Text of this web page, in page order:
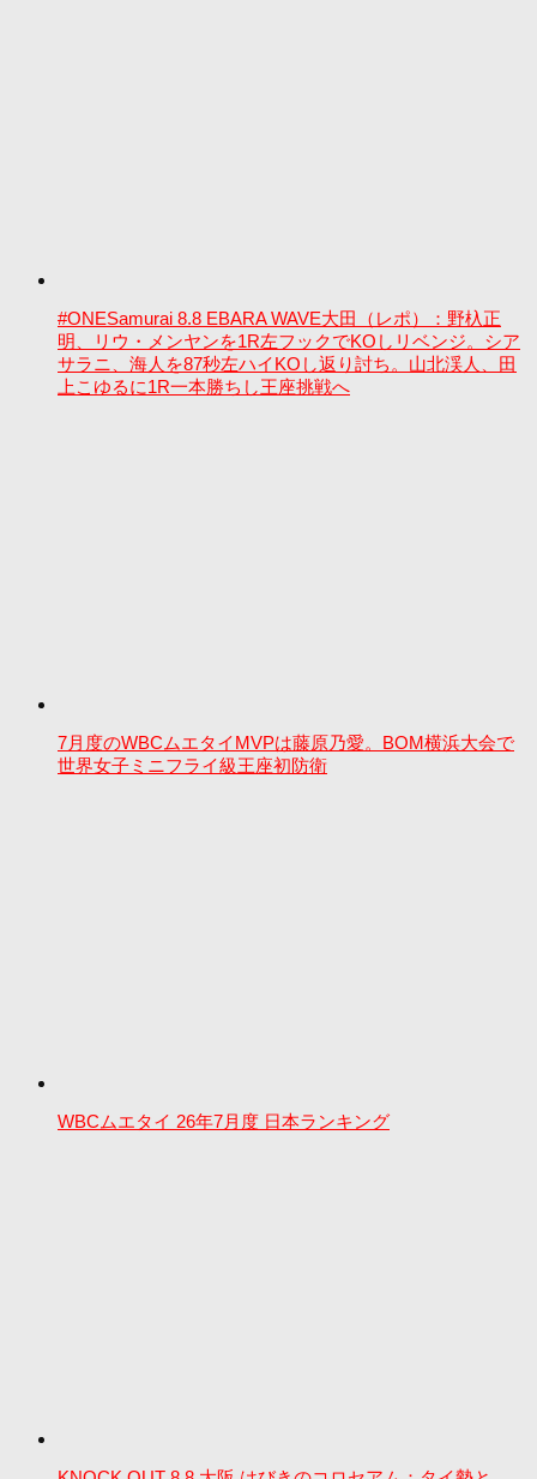
#ONESamurai 8.8 EBARA WAVE大田（レポ）：野杁正
明、リウ・メンヤンを1R左フックでKOしリベンジ。シア
サラニ、海人を87秒左ハイKOし返り討ち。山北渓人、田
上こゆるに1R一本勝ちし王座挑戦へ
7月度のWBCムエタイMVPは藤原乃愛。BOM横浜大会で
世界女子ミニフライ級王座初防衛
WBCムエタイ 26年7月度 日本ランキング